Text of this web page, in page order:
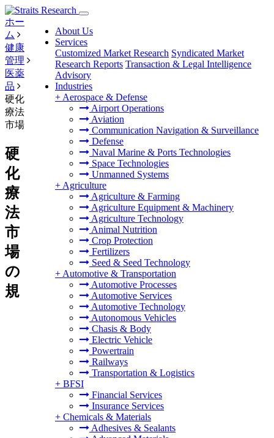
About Us
Services
Customized Market Research Syndicated Market
Research Reports Transaction & Legal Intelligence
Advisory
Industries
+ Aerospace & Defense
Airport Operations
Aviation
Communication Navigation & Surveillance
Defense
Naval Marine & Ports Technologies
Space Technologies
Unmanned Systems
+ Agriculture
Agriculture & Farming
Agriculture Equipment & Machinery
Agriculture Technology
Animal Nutrition
Crop Protection
Fertilizers
Seed & Seed Technology
+ Automotive & Transportation
Automotive Processes
Automotive Services
Automotive Technology
Autonomous Vehicles
Chasis & Body
Electric Vehicle
Powertrain
Railways
Transportation & Logistics
+ BFSI
Financial Services
Insurance Services
+ Chemicals & Materials
Adhesives & Sealants
ホー
ム
健康
管理
医薬
品
硬化
療法
市場
硬
化
療
法
市
場
の
規